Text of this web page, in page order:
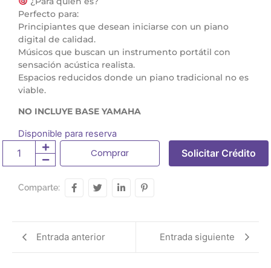
Perfecto para:
Principiantes que desean iniciarse con un piano
digital de calidad.
Músicos que buscan un instrumento portátil con
sensación acústica realista.
Espacios reducidos donde un piano tradicional no es
viable.
NO INCLUYE BASE YAMAHA
Disponible para reserva
Comprar Solicitar Crédito
Comparte:
Entrada anterior Entrada siguiente